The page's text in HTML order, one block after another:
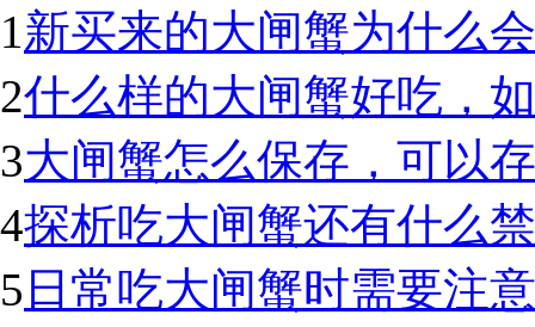
1新买来的大闸蟹为什么
2什么样的大闸蟹好吃，
3大闸蟹怎么保存，可以
4探析吃大闸蟹还有什么
5 日常吃大闸蟹时需要注